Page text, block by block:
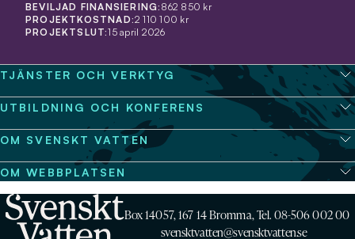
BEVILJAD FINANSIERING: 862 850 kr
PROJEKTKOSTNAD:2 110 100 kr
PROJEKTSLUT:15 april 2026
TJÄNSTER OCH VERKTYG
UTBILDNING OCH KONFERENS
OM SVENSKT VATTEN
OM WEBBPLATSEN
Box 14057, 167 14 Bromma, Tel. 08-506 002 00
svensktvatten@svensktvatten.se